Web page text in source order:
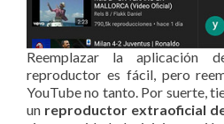
Reemplazar la aplicación
reproductor es fácil, pero
YouTube no tanto. Por suerte,
un reproductor extraoficial